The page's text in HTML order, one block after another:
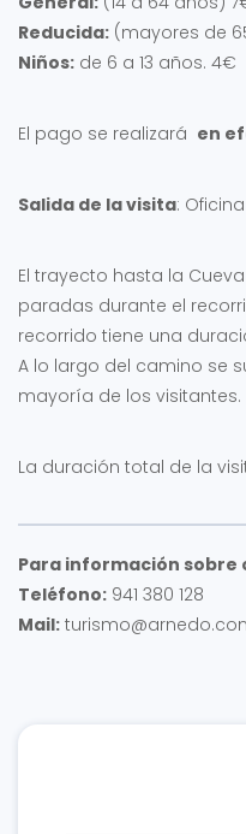
Reducida: (mayores de
Niños: de 6 a 13 años. 4€
El pago se realizará en
Salida de la visita:
El trayecto hasta la
paradas durante el
recorrido tiene una
A lo largo del camino se
mayoría de los visitantes.
La duración total de la
Para información sobre
Teléfono: 941 380 128
Mail: